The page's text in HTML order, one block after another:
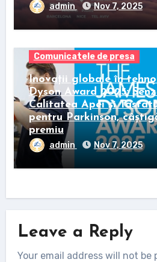
admin Nov 7, 2025
Comunicatele de presa
Inovații globale în
Dyson Award 2025:
Calitatea Apei și
pentru Parkinson,
premiu
admin Nov 7, 2025
Leave a Reply
Your email address will not be